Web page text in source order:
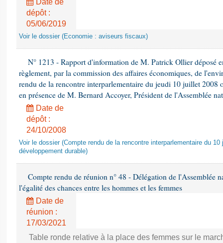
Date de
dépôt :
05/06/2019
Voir le dossier (Economie : aviseurs fiscaux)
N° 1213 - Rapport d'information de M. Patrick Ollier déposé
règlement, par la commission des affaires économiques, de
rendu de la rencontre interparlementaire du jeudi 10 juillet 2008
en présence de M. Bernard Accoyer, Président de l'Assemblée
Date de
dépôt :
24/10/2008
Voir le dossier (Compte rendu de la rencontre interparlementaire du
développement durable)
Compte rendu de réunion n° 48 - Délégation de l'Assemblée
l'égalité des chances entre les hommes et les femmes
Date de
réunion :
17/03/2021
Table ronde relative à la place des femmes sur le